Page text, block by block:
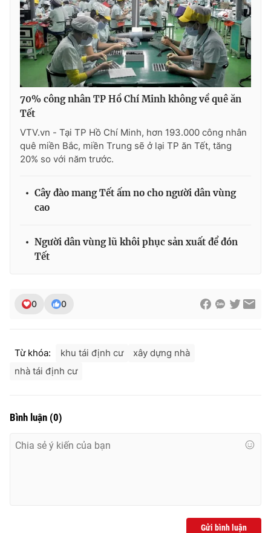
Ðiện thoại Thời báo VTV:024.66 897 897
Email:toasoan@vtv.vn
Liên hệ quảng cáo:024-7300.7108
® Cấm sao chép dưới mọi hình thức nếu không có sự chấp
thông tin từ website này.
70% công nhân TP Hồ Chí Minh không về quê ăn
Tết
VTV.vn - Tại TP Hồ Chí Minh, hơn 193.000 công nhân
quê miền Bắc, miền Trung sẽ ở lại TP ăn Tết, tăng
20% so với năm trước.
Cây đào mang Tết ấm no cho người dân vùng
cao
Người dân vùng lũ khôi phục sản xuất để đón
Tết
0 0
Từ khóa: khu tái định cư
xây dựng nhà
nhà tái định cư
Bình luận (0)
Gửi bình luận